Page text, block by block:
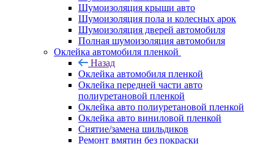
Шумоизоляция крыши авто
Шумоизоляция пола и колесных арок
Шумоизоляция дверей автомобиля
Полная шумоизоляция автомобиля
Оклейка автомобиля пленкой
Назад
Оклейка автомобиля пленкой
Оклейка передней части авто
полиуретановой пленкой
Оклейка авто полиуретановой пленкой
Оклейка авто виниловой пленкой
Снятие/замена шильдиков
Ремонт вмятин без покраски